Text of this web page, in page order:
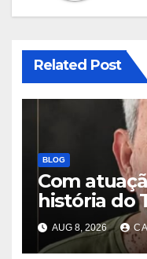
Related Post
BLOG
Com
história do
morre
decreta
AUG 8, 2026